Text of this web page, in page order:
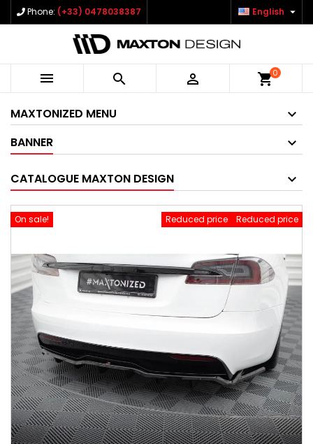
Phone: (+33) 0478038387 English 
   shopping_cart0
MAXTONIZED MENU
BANNER
CATALOGUE MAXTON DESIGN
On sale! Reduced price
Reduced price